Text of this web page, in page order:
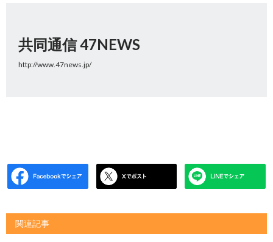
共同通信 47NEWS
http://www.47news.jp/
関連記事